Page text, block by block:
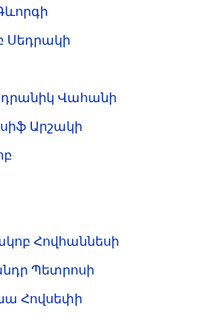
Սեդրակի
Վահանի
Արշակի
Հովհաննեսի
Պետրոսի
Հովսեփի